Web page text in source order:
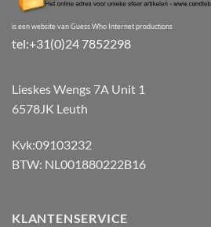
is een website van Guess Who Internet productions
tel:+31(0)24 7852298
Lieskes Wengs 7A Unit 1
6578JK Leuth
Kvk:09103232
BTW: NL001880222B16
KLANTENSERVICE